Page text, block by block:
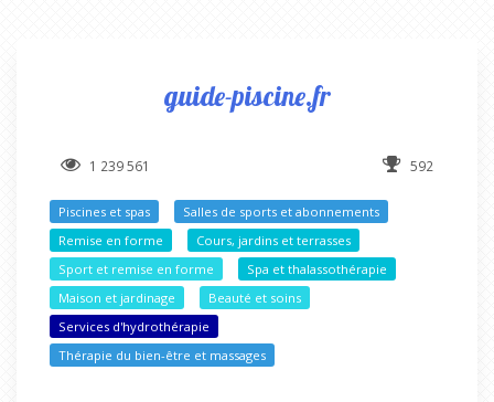
guide-piscine.fr
1 239 561 592
Piscines et spas
Salles de sports et abonnements
Remise en forme
Cours, jardins et terrasses
Sport et remise en forme
Spa et thalassothérapie
Maison et jardinage
Beauté et soins
Services d'hydrothérapie
Thérapie du bien-être et massages